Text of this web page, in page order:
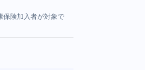
保険加入者が対象で